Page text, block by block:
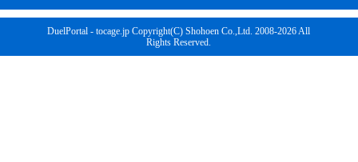
DuelPortal - tocage.jp Copyright(C) Shohoen Co.,Ltd. 2008-2026 All
Rights Reserved.